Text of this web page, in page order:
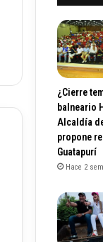
¿Cierre
balneario
Alcaldía
propone
Guatapurí
Hace 2